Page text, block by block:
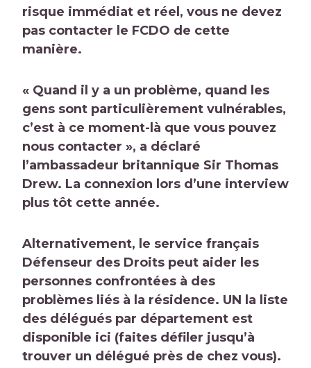
risque immédiat et réel, vous ne devez
pas contacter le FCDO de cette
manière.
« Quand il y a un problème, quand les
gens sont particulièrement vulnérables,
c’est à ce moment-là que vous pouvez
nous contacter », a déclaré
l’ambassadeur britannique Sir Thomas
Drew. La connexion lors d’une interview
plus tôt cette année.
Alternativement, le service français
Défenseur des Droits peut aider les
personnes confrontées à des
problèmes liés à la résidence. UN la liste
des délégués par département est
disponible ici (faites défiler jusqu’à
trouver un délégué près de chez vous).